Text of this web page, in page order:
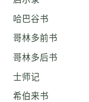
哈巴谷书
哥林多前书
哥林多后书
士师记
希伯来书